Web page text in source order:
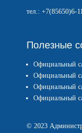
тел.: +7(85650)6-
Полезные
Официальный
Официальный
Официальный
Официальный
© 2023